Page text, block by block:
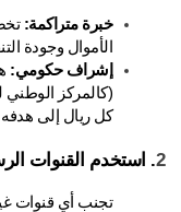
خبرة متراكمة:
الأموال وجودة التنفيذ.
إشراف حكومي:
كل ريال إلى هدفه
استخدم القنوات